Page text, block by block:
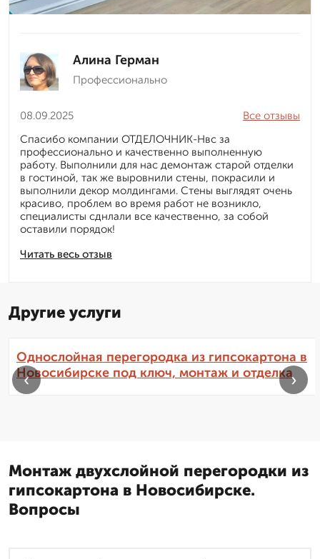
Алина Герман
Профессионально
08.09.2025
Читать весь отзыв
Все отзывы
Спасибо компании ОТДЕЛОЧНИК-Нвс за
профессионально и качественно выполненную
работу. Выполнили для нас демонтаж старой отделки
в гостиной, так же выровнили стены, покрасили и
выполнили декор молдингами. Стены выглядят очень
красиво, проблем во время работ не возникло,
специалисты сднлали все качественно, за собой
оставили порядок!
Другие услуги
Однослойная перегородка из гипсокартона в
Новосибирске под ключ, монтаж и отделка
‹ ›
Монтаж двухслойной перегородки из
гипсокартона в Новосибирске.
Вопросы